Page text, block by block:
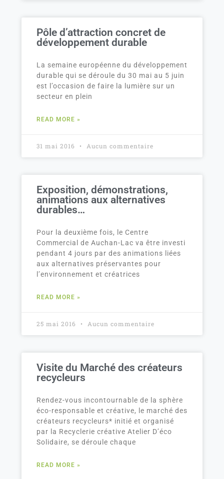
Pôle d’attraction concret de
développement durable
La semaine européenne du développement
durable qui se déroule du 30 mai au 5 juin
est l’occasion de faire la lumière sur un
secteur en plein
READ MORE »
31 mai 2016 Aucun commentaire
Exposition, démonstrations,
animations aux alternatives
durables…
Pour la deuxième fois, le Centre
Commercial de Auchan-Lac va être investi
pendant 4 jours par des animations liées
aux alternatives préservantes pour
l’environnement et créatrices
READ MORE »
25 mai 2016 Aucun commentaire
Visite du Marché des créateurs
recycleurs
Rendez-vous incontournable de la sphère
éco-responsable et créative, le marché des
créateurs recycleurs* initié et organisé
par la Recyclerie créative Atelier D’éco
Solidaire, se déroule chaque
READ MORE »